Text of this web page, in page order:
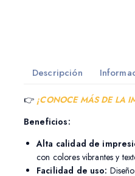
Descripción
👉 ¡CONOCE MÁS DE LA
Beneficios:
Alta calidad de
con colores vibrantes y
Facilidad de uso: